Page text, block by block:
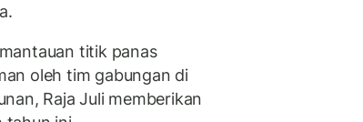
titik panas
oleh tim gabungan di
Raja Juli memberikan